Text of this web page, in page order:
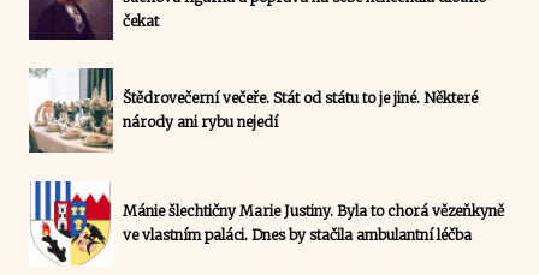
čekat
Štědrovečerní večeře. Stát od státu to je jiné. Některé
národy ani rybu nejedí
Mánie šlechtičny Marie Justiny. Byla to chorá vězeňkyně
ve vlastním paláci. Dnes by stačila ambulantní léčba